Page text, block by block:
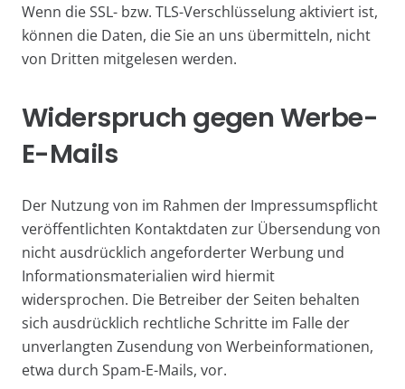
Wenn die SSL- bzw. TLS-Verschlüsselung aktiviert ist,
können die Daten, die Sie an uns übermitteln, nicht
von Dritten mitgelesen werden.
Widerspruch gegen Werbe-
E-Mails
Der Nutzung von im Rahmen der Impressumspflicht
veröffentlichten Kontaktdaten zur Übersendung von
nicht ausdrücklich angeforderter Werbung und
Informationsmaterialien wird hiermit
widersprochen. Die Betreiber der Seiten behalten
sich ausdrücklich rechtliche Schritte im Falle der
unverlangten Zusendung von Werbeinformationen,
etwa durch Spam-E-Mails, vor.